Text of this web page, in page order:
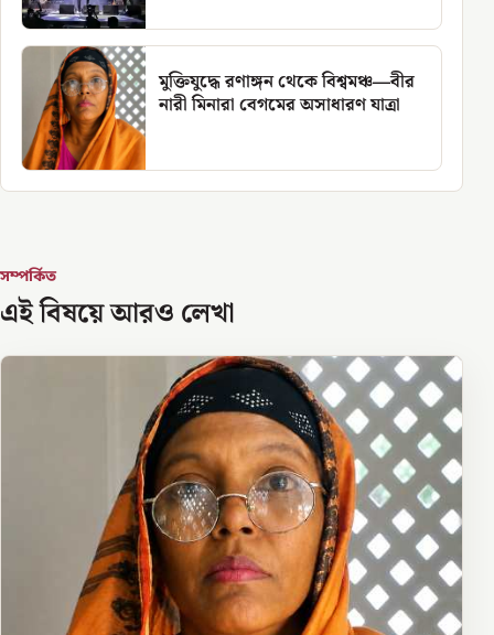
মুক্তিযুদ্ধে রণাঙ্গন থেকে বিশ্বমঞ্চ—বীর
নারী মিনারা বেগমের অসাধারণ যাত্রা
সম্পর্কিত
এই বিষয়ে আরও লেখা